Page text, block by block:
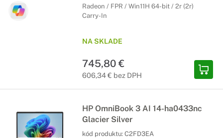
Radeon / FPR / Win11H 64-bit / 2r (2r)
Carry-In
NA SKLADE
745,80 €
606,34 € bez DPH
HP OmniBook 3 AI 14-ha0433nc
Glacier Silver
kód produktu: C2FD3EA